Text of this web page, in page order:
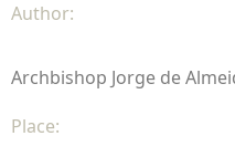
Author:
Archbishop Jorge de
Place: